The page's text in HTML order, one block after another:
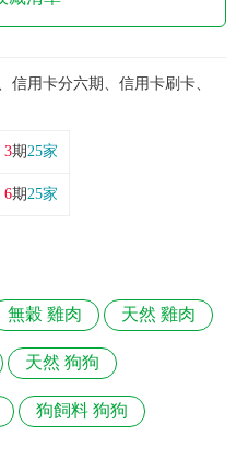
信用卡分六期、信用卡刷卡、
3期25家
6期25家
無穀 雞肉 天然 雞肉
天然 狗狗
狗飼料 狗狗